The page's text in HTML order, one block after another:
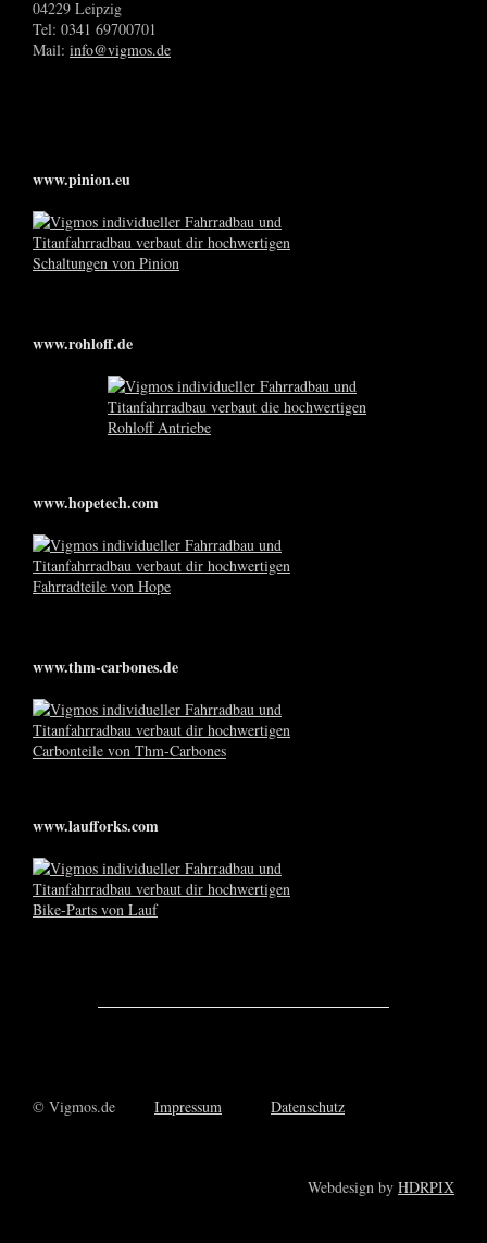
04229 Leipzig
Tel: 0341 69700701
Mail: info@vigmos.de
www.pinion.eu
www.rohloff.de
www.hopetech.com
www.thm-carbones.de
www.laufforks.com
© Vigmos.de Impressum Datenschutz
Webdesign by HDRPIX